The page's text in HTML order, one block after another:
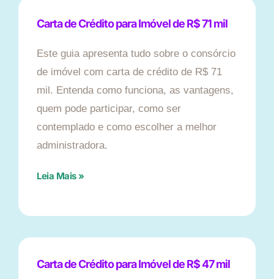
Carta de Crédito para Imóvel de R$ 71 mil
Este guia apresenta tudo sobre o consórcio
de imóvel com carta de crédito de R$ 71
mil. Entenda como funciona, as vantagens,
quem pode participar, como ser
contemplado e como escolher a melhor
administradora.
Leia Mais »
Carta de Crédito para Imóvel de R$ 47 mil